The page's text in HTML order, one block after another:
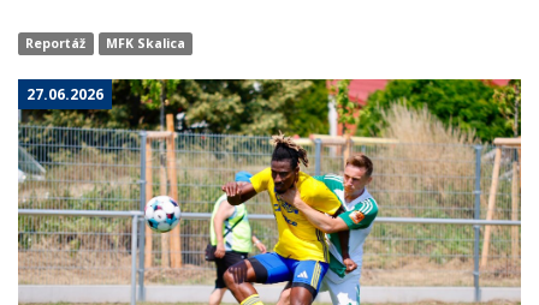
Reportáž MFK Skalica
27.06.2026